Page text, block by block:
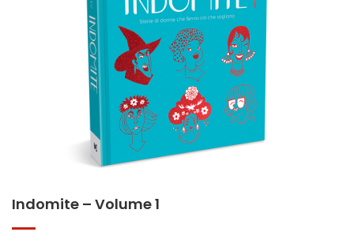
Indomite – Volume 1